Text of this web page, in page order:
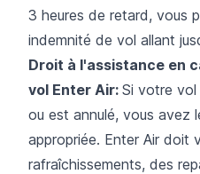
3 heures de retard, vous
indemnité de vol allant
Droit à l'assistance en
vol Enter Air: Si votre
ou est annulé, vous avez
appropriée. Enter Air doit
rafraîchissements, des